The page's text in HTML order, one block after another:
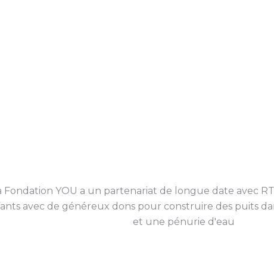
Fondation YOU a un partenariat de longue date avec
avec de généreux dons pour construire des puits
et une pénurie d'eau